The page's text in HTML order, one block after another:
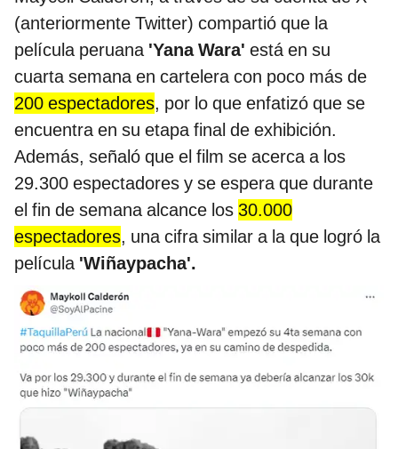
(anteriormente Twitter) compartió que la
película peruana 'Yana Wara' está en su
cuarta semana en cartelera con poco más de
200 espectadores, por lo que enfatizó que se
encuentra en su etapa final de exhibición.
Además, señaló que el film se acerca a los
29.300 espectadores y se espera que durante
el fin de semana alcance los 30.000
espectadores, una cifra similar a la que logró la
película 'Wiñaypacha'.